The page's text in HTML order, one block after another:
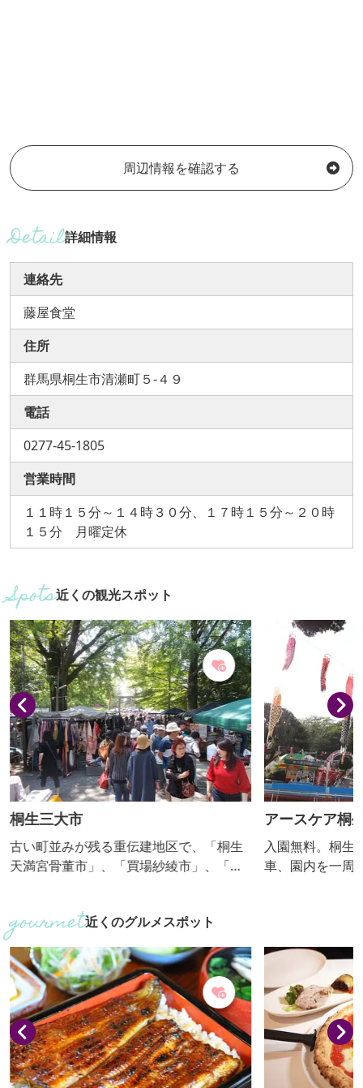
周辺情報を確認する
詳細情報
連絡先
藤屋食堂
住所
群馬県桐生市清瀬町５-４９
電話
0277-45-1805
営業時間
１１時１５分～１４時３０分、１７時１５分～２０時
１５分 月曜定休
近くの観光スポット
桐生三大市
古い町並みが残る重伝建地区で、「桐生
天満宮骨董市」、「買場紗綾市」、「桐
同時に開催され、重伝建地区周辺は大変
賑います。新たに「のんびりマルシェ」
が始まり、「蔵KURAハンドメイド」も毎
月開かれています。骨董品をはじめ日用
品、花ぱん、手作りアクセサリー、グル
メなど老若男女が楽しめるイベントで
す。
アースケア桐
入園無料。桐生
車、園内を一周
円、バッテリー
0～50円。イベ
が岡動物園。桜
ています。売店
み、雨天等中止
近くのグルメスポット